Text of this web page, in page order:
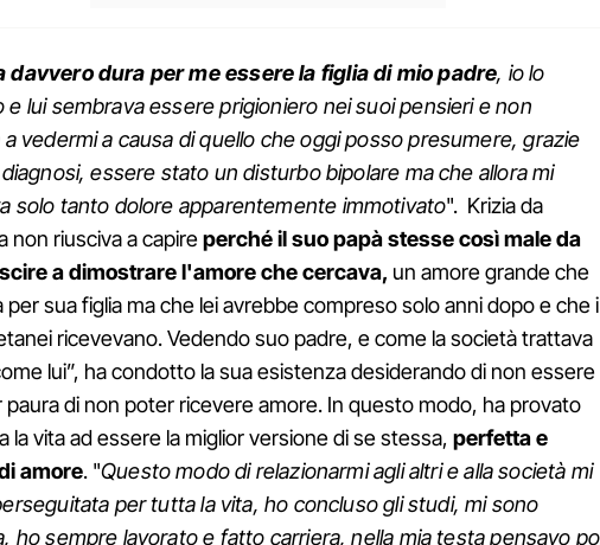
davvero dura per me essere la figlia di mio padre, io lo
e lui sembrava essere prigioniero nei suoi pensieri e non
a vedermi a causa di quello che oggi posso presumere, grazie
diagnosi, essere stato un disturbo bipolare ma che allora mi
solo tanto dolore apparentemente immotivato". Krizia da
non riusciva a capireperché il suo papà stessecosì male da
a dimostrarel'amore che cercava, un amore grande che
per sua figlia ma che lei avrebbe compreso solo anni dopo e che i
ricevevano. Vedendo suo padre, e come la società trattava
lui”, ha condotto la sua esistenza desiderando di non essere
paura di non poter ricevere amore. In questo modo, ha provato
la vita ad essere la miglior versione di se stessa, perfetta e
amore. "Questo modo di relazionarmi agli altri e alla società mi
per tutta la vita, ho concluso gli studi, mi sono
ho sempre lavorato e fatto carriera, nella mia testa pensavo